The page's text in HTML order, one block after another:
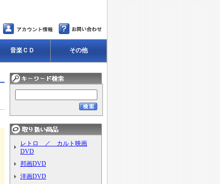
音楽ＣＤ その他
レトロ ／ カルト映画
DVD
邦画DVD
洋画DVD